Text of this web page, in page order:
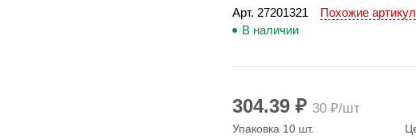
Арт. 27201321
Похожие
В наличии
304.39 ₽ 30 ₽/шт
Упаковка 10 шт.